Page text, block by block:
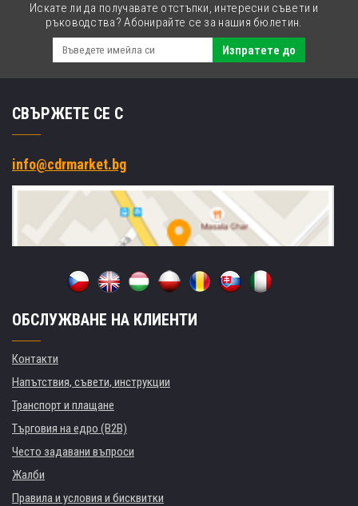
Искате ли да получавате отстъпки, интересни съвети и
ръководства? Абонирайте се за нашия бюлетин.
Изпратете до
СВЪРЖЕТЕ СЕ С
info@cdrmarket.bg
ОБСЛУЖВАНЕ НА КЛИЕНТИ
Контакти
Напътствия, съвети, инструкции
Транспорт и плащане
Търговия на едро (B2B)
Често задавани въпроси
Жалби
Правила и условия и бисквитки